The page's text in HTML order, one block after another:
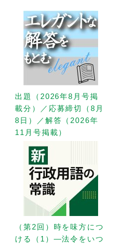
出題（2026年8月号掲
載分）／応募締切（8月
8日）／解答（2026年
11月号掲載）
（第2回）時を味方につ
ける（1）—法令をいつ